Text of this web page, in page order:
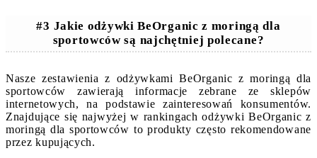
#3 Jakie odżywki BeOrganic z moringą dla
sportowców są najchętniej polecane?
Nasze zestawienia z odżywkami BeOrganic z moringą dla
sportowców zawierają informacje zebrane ze sklepów
internetowych, na podstawie zainteresowań konsumentów.
Znajdujące się najwyżej w rankingach odżywki BeOrganic z
moringą dla sportowców to produkty często rekomendowane
przez kupujących.